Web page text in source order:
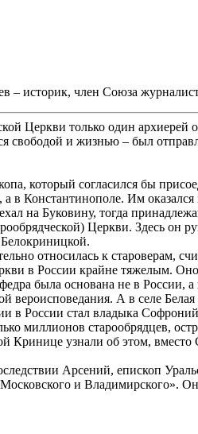
– историк, член Союза
Церкви только один
и жизнью – был
который согласился бы
в Константинополе. Им
на Буковину, тогда
Церкви. Здесь
относилась к староверам,
в России крайне тяжелым.
была основана не в России,
вероисповедания. А в селе
в России стал владыка
миллионов старообрядцев,
Кринице узнали об этом,
Арсений, епископ
и Владимирского».